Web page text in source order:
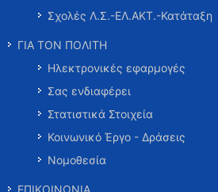
Σχολές Λ.Σ.-ΕΛ.ΑΚΤ.-Κατάταξη
ΓΙΑ ΤΟΝ ΠΟΛΙΤΗ
Ηλεκτρονικές εφαρμογές
Σας ενδιαφέρει
Στατιστικά Στοιχεία
Κοινωνικό Έργο - Δράσεις
Νομοθεσία
ΕΠΙΚΟΙΝΩΝΙΑ